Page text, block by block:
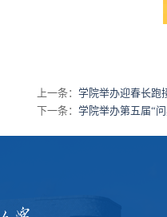
上一条： 学院举办迎春长跑
下一条： 学院举办第五届“